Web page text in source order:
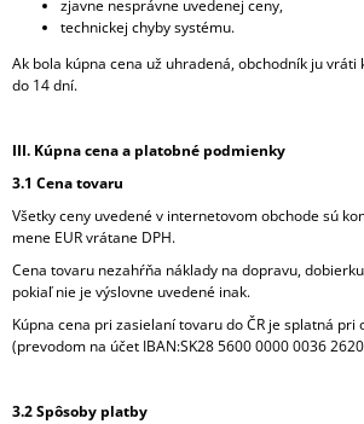
zjavne nesprávne uvedenej ceny,
technickej chyby systému.
Ak bola kúpna cena už uhradená, obchodník ju
do 14 dní.
III. Kúpna cena a platobné podmienky
3.1 Cena tovaru
Všetky ceny uvedené v internetovom obchode sú
mene EUR vrátane DPH.
Cena tovaru nezahŕňa náklady na dopravu,
pokiaľ nie je výslovne uvedené inak.
Kúpna cena pri zasielaní tovaru do ČR je splatná pri
(prevodom na účet IBAN:SK28 5600 0000 0036
3.2 Spôsoby platby